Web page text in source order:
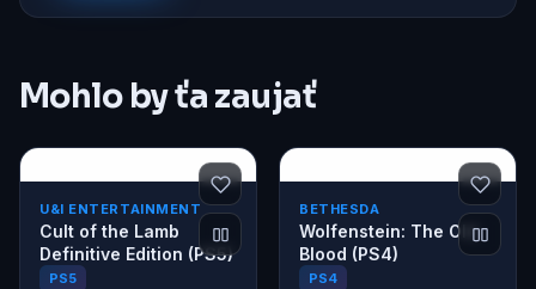
Mohlo by ťa zaujať
U&I ENTERTAINMENT
Cult of the Lamb
Definitive Edition (PS5)
PS5
BETHESDA
Wolfenstein: The Old
Blood (PS4)
PS4